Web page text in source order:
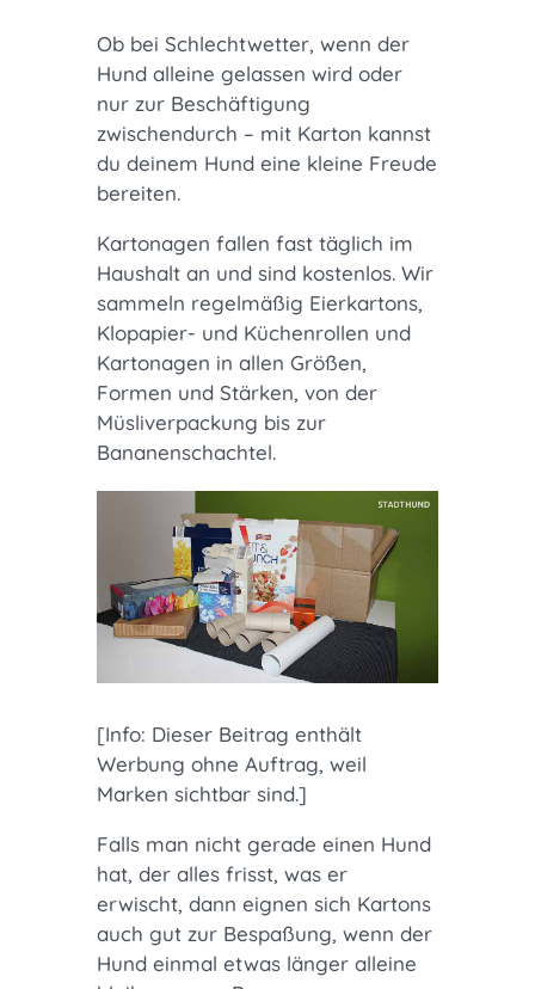
Ob bei Schlechtwetter, wenn der
Hund alleine gelassen wird oder
nur zur Beschäftigung
zwischendurch – mit Karton kannst
du deinem Hund eine kleine Freude
bereiten.
Kartonagen fallen fast täglich im
Haushalt an und sind kostenlos. Wir
sammeln regelmäßig Eierkartons,
Klopapier- und Küchenrollen und
Kartonagen in allen Größen,
Formen und Stärken, von der
Müsliverpackung bis zur
Bananenschachtel.
[Info: Dieser Beitrag enthält
Werbung ohne Auftrag, weil
Marken sichtbar sind.]
Falls man nicht gerade einen Hund
hat, der alles frisst, was er
erwischt, dann eignen sich Kartons
auch gut zur Bespaßung, wenn der
Hund einmal etwas länger alleine